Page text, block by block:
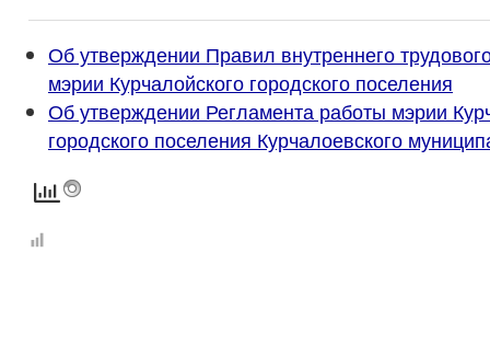
Об утверждении Правил внутреннего
мэрии Курчалойского городского поселения
Об утверждении Регламента работы мэрии
городского поселения Курчалоевского